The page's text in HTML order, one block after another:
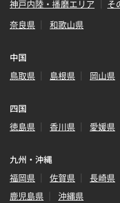
神戸内陸・播磨エリア
そ
奈良県
和歌山県
中国
鳥取県
島根県 岡山県
四国
徳島県
香川県 愛媛県
九州・沖縄
福岡県
佐賀県 長崎県
鹿児島県
沖縄県